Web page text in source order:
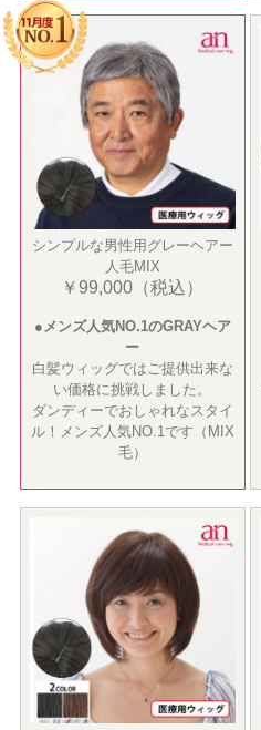
シンプルな男性用グレーヘアー
人毛MIX
￥99,000（税込）
●メンズ人気NO.1のGRAYヘア
ー
白髪ウィッグではご提供出来な
い価格に挑戦しました。
ダンディーでおしゃれなスタイ
ル！メンズ人気NO.1です（MIX
毛）